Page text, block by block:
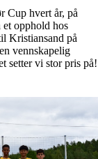
Cup hvert år, på
et opphold hos
Kristiansand på
vennskapelig
setter vi stor pris på!